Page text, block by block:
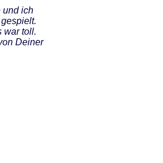
und ich
war toll.
Deiner